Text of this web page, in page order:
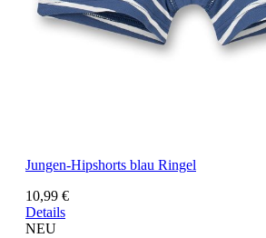
Jungen-Hipshorts blau Ringel
10,99 €
Details
NEU